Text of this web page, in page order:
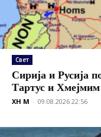
Свет
Сирија и Русија
Тартус и Хмејмим
XH M - 09.08.2026 22:56